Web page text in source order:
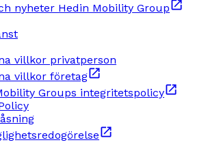
nyheter Hedin Mobility Group
villkor privatperson
villkor företag
Groups integritetspolicy